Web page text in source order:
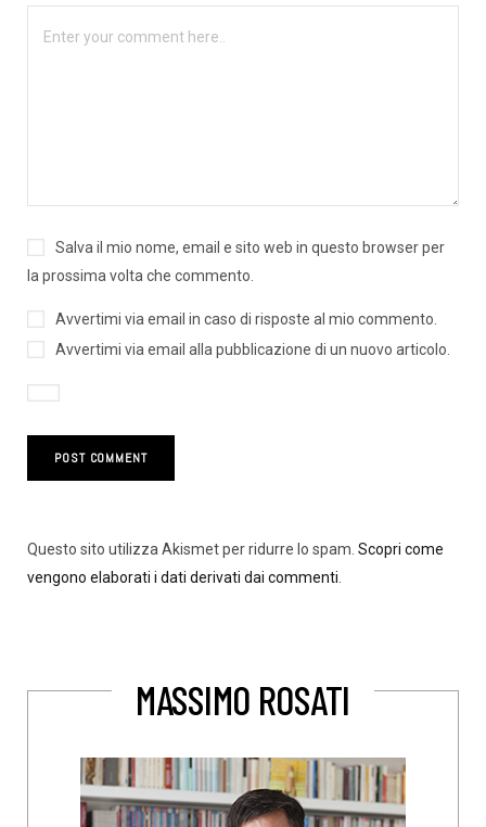
Salva il mio nome, email e sito web in questo browser per
la prossima volta che commento.
Avvertimi via email in caso di risposte al mio commento.
Avvertimi via email alla pubblicazione di un nuovo articolo.
Questo sito utilizza Akismet per ridurre lo spam. Scopri come
vengono elaborati i dati derivati dai commenti.
MASSIMO ROSATI